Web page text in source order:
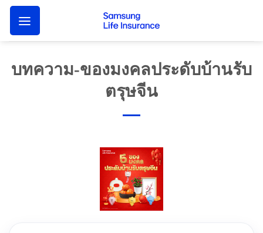
Skip
content
บทความ-ของมงคลประดับบ้านรับ
ตรุษจีน